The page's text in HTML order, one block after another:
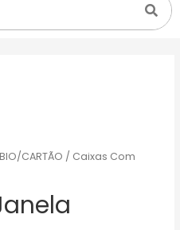
CARTÃO / Caixas Com